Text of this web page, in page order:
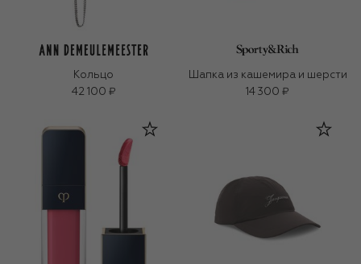
Кольцо
42 100 ₽
Шапка из кашемира и шерсти
14 300 ₽